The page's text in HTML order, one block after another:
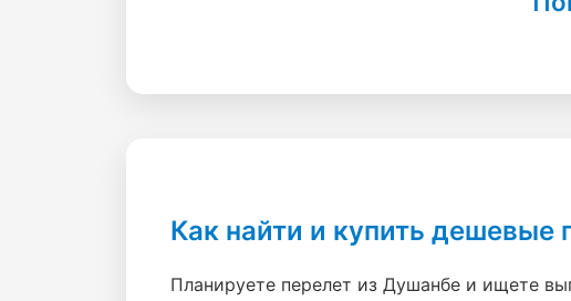
Как найти и купить
Планируете перелет из Душанбе и ищете